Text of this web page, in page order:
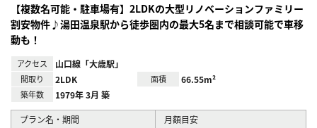
【複数名可能・駐車場有】2LDKの大型リノベーションファミリー
割安物件♪湯田温泉駅から徒歩圏内の最大5名まで相談可能で車移
動も！
アクセス 山口線「大歳駅」
間取り 2LDK 面積 66.55m²
築年数 1979年 3月 築
プラン名・期間 月額目安